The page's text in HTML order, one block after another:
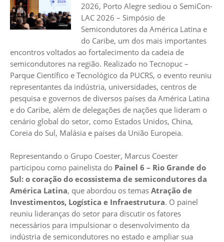
2026, Porto Alegre sediou o SemiCon-
LAC 2026 – Simpósio de
Semicondutores da América Latina e
do Caribe, um dos mais importantes
encontros voltados ao fortalecimento da cadeia de
semicondutores na região. Realizado no Tecnopuc –
Parque Científico e Tecnológico da PUCRS, o evento reuniu
representantes da indústria, universidades, centros de
pesquisa e governos de diversos países da América Latina
e do Caribe, além de delegações de nações que lideram o
cenário global do setor, como Estados Unidos, China,
Coreia do Sul, Malásia e países da União Europeia.
Representando o Grupo Coester, Marcus Coester
participou como painelista do Painel 6 – Rio Grande do
Sul: o coração do ecossistema de semicondutores da
América Latina, que abordou os temas Atração de
Investimentos, Logística e Infraestrutura. O painel
reuniu lideranças do setor para discutir os fatores
necessários para impulsionar o desenvolvimento da
indústria de semicondutores no estado e ampliar sua